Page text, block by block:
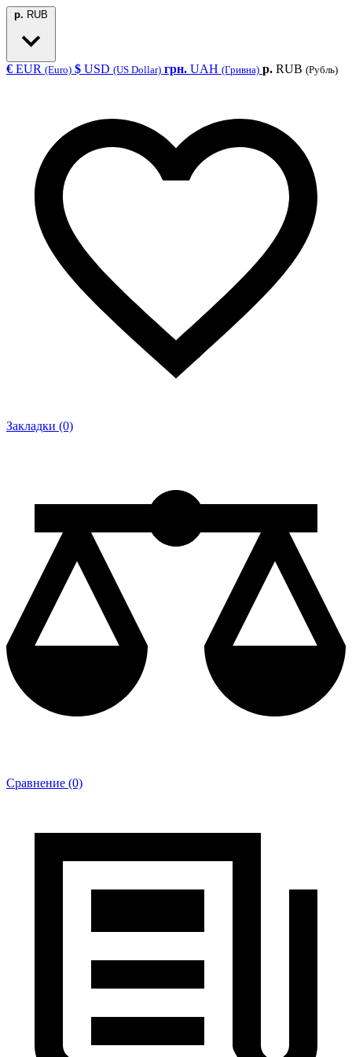
р. RUB
€ EUR (Euro) $ USD (US Dollar) грн. UAH (Гривна) р. RUB (Рубль)
Закладки (0)
Сравнение (0)